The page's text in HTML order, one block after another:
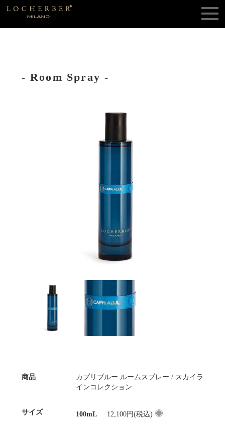
- Room Spray -
商品
カプリブルー ルームスプレー / スカイラ
インコレクション
サイズ 100mL 12,100円(税込)